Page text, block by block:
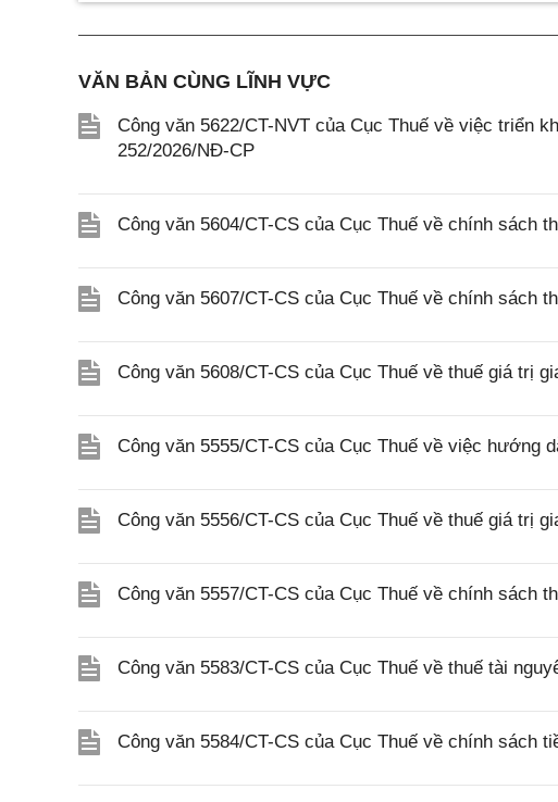
VĂN BẢN CÙNG LĨNH VỰC
Công văn 5622/CT-NVT của Cục Thuế về việc triển
252/2026/NĐ-CP
Công văn 5604/CT-CS của Cục Thuế về chính sách
Công văn 5607/CT-CS của Cục Thuế về chính sách
Công văn 5608/CT-CS của Cục Thuế về thuế giá trị
Công văn 5555/CT-CS của Cục Thuế về việc hướng
Công văn 5556/CT-CS của Cục Thuế về thuế giá trị
Công văn 5557/CT-CS của Cục Thuế về chính sách
Công văn 5583/CT-CS của Cục Thuế về thuế tài
Công văn 5584/CT-CS của Cục Thuế về chính sách